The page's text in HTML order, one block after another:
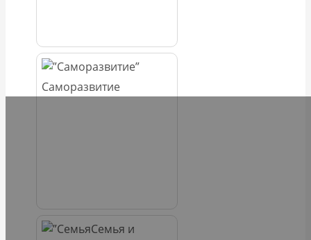
Саморазвитие
Семья и